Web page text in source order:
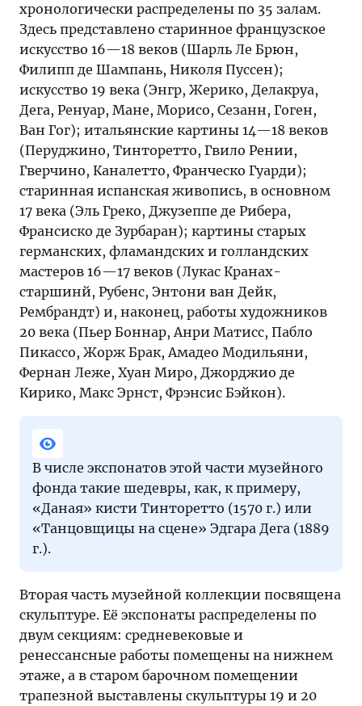
хронологически распределены по 35 залам.
Здесь представлено старинное французское
искусство 16—18 веков (Шарль Ле Брюн,
Филипп де Шампань, Николя Пуссен);
искусство 19 века (Энгр, Жерико, Делакруа,
Дега, Ренуар, Мане, Морисо, Сезанн, Гоген,
Ван Гог); итальянские картины 14—18 веков
(Перуджино, Тинторетто, Гвило Рении,
Гверчино, Каналетто, Франческо Гуарди);
старинная испанская живопись, в основном
17 века (Эль Греко, Джузеппе де Рибера,
Франсиско де Зурбаран); картины старых
германских, фламандских и голландских
мастеров 16—17 веков (Лукас Кранах-
старшинй, Рубенс, Энтони ван Дейк,
Рембрандт) и, наконец, работы художников
20 века (Пьер Боннар, Анри Матисс, Пабло
Пикассо, Жорж Брак, Амадео Модильяни,
Фернан Леже, Хуан Миро, Джорджио де
Кирико, Макс Эрнст, Фрэнсис Бэйкон).
В числе экспонатов этой части музейного
фонда такие шедевры, как, к примеру,
«Даная» кисти Тинторетто (1570 г.) или
«Танцовщицы на сцене» Эдгара Дега (1889
г.).
Вторая часть музейной коллекции посвящена
скульптуре. Её экспонаты распределены по
двум секциям: средневековые и
ренессансные работы помещены на нижнем
этаже, а в старом барочном помещении
трапезной выставлены скульптуры 19 и 20